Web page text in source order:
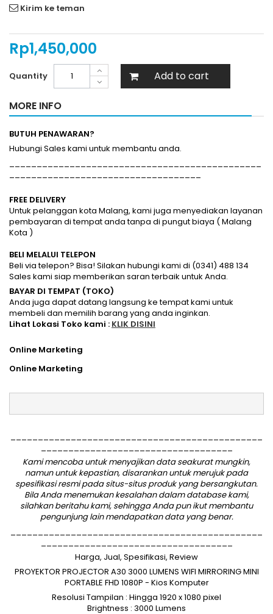
Kirim ke teman
Rp‎1,450,000
Quantity Add to cart
MORE INFO
BUTUH PENAWARAN?
Hubungi Sales kami untuk membantu anda.
FREE DELIVERY
Untuk pelanggan kota Malang, kami juga menyediakan layanan
pembayaran di tempat anda tanpa di pungut biaya ( Malang
Kota )
BELI MELALUI TELEPON
Beli via telepon? Bisa! Silakan hubungi kami di (0341) 488 134
Sales kami siap memberikan saran terbaik untuk Anda.
BAYAR DI TEMPAT (TOKO)
Anda juga dapat datang langsung ke tempat kami untuk
membeli dan memilih barang yang anda inginkan.
Lihat Lokasi Toko kami : KLIK DISINI
Online Marketing
Online Marketing
Kami mencoba untuk menyajikan data seakurat mungkin,
namun untuk kepastian, disarankan untuk merujuk pada
spesifikasi resmi pada situs-situs produk yang bersangkutan.
Bila Anda menemukan kesalahan dalam database kami,
silahkanberitahu kami, sehingga Anda pun ikut membantu
pengunjung lain mendapatkan data yang benar.
Harga, Jual, Spesifikasi, Review
PROYEKTOR PROJECTOR A30 3000 LUMENS WIFI MIRRORING MINI
PORTABLE FHD 1080P - Kios Komputer
Resolusi Tampilan : Hingga 1920 x 1080 pixel
Brightness : 3000 Lumens